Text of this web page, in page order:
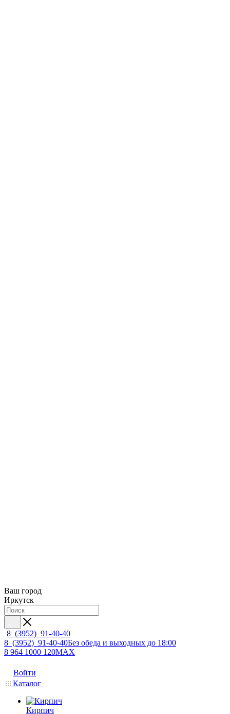
Ваш город
Иркутск
8 (3952) 91-40-40
8 (3952) 91-40-40Без обеда и выходных до 18:00
8 964 1000 120MAX
Войти
Каталог
Кирпич